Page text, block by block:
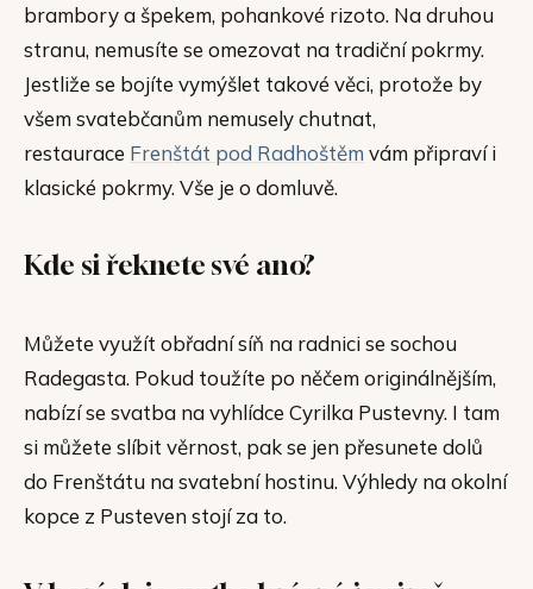
brambory a špekem, pohankové rizoto. Na druhou
stranu, nemusíte se omezovat na tradiční pokrmy.
Jestliže se bojíte vymýšlet takové věci, protože by
všem svatebčanům nemusely chutnat,
restaurace Frenštát pod Radhoštěm vám připraví i
klasické pokrmy. Vše je o domluvě.
Kde si řeknete své ano?
Můžete využít obřadní síň na radnici se sochou
Radegasta. Pokud toužíte po něčem originálnějším,
nabízí se svatba na vyhlídce Cyrilka Pustevny. I tam
si můžete slíbit věrnost, pak se jen přesunete dolů
do Frenštátu na svatební hostinu. Výhledy na okolní
kopce z Pusteven stojí za to.